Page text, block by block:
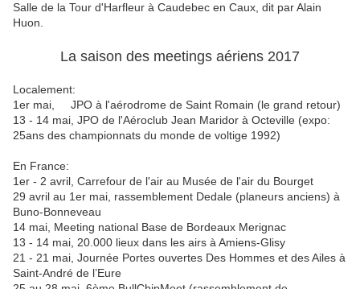
Salle de la Tour d'Harfleur à Caudebec en Caux, dit par Alain
Huon.
La saison des meetings aériens 2017
Localement:
1er mai, JPO à l'aérodrome de Saint Romain (le grand retour)
13 - 14 mai, JPO de l'Aéroclub Jean Maridor à Octeville (expo:
25ans des championnats du monde de voltige 1992)
En France:
1er - 2 avril, Carrefour de l'air au Musée de l'air du Bourget
29 avril au 1er mai, rassemblement Dedale (planeurs anciens) à
Buno-Bonneveau
14 mai, Meeting national Base de Bordeaux Merignac
13 - 14 mai, 20.000 lieux dans les airs à Amiens-Glisy
21 - 21 mai, Journée Portes ouvertes Des Hommes et des Ailes à
Saint-André de l’Eure